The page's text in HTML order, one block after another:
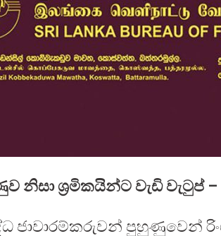
නිසා ශ්‍රමිකයින්ට වැඩි වැටුප්
ජාවාරම්කරුවන් පුහුණුවෙන්